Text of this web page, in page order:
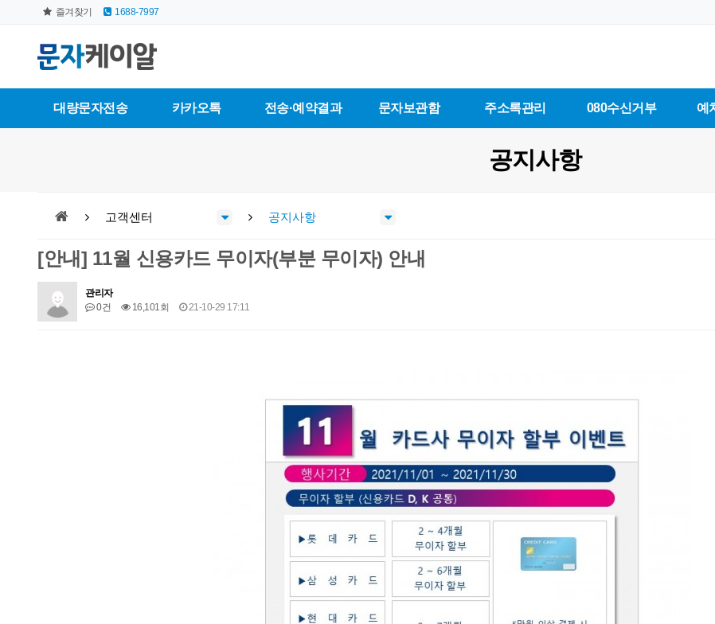
즐겨찾기 1688-7997
대량문자전송 카카오톡 전송·예약결과 문자보관함 주소록관리 080수신거부 예
공지사항
고객센터 공지사항
[안내] 11월 신용카드 무이자(부분 무이자) 안내
관리자
0건
16,101회 21-10-29 17:11